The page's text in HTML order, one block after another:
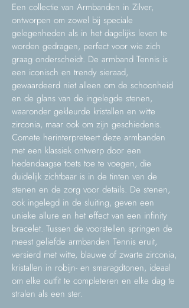
Een collectie van Armbanden in Zilver,
ontworpen om zowel bij speciale
gelegenheden als in het dagelijks leven te
worden gedragen, perfect voor wie zich
graag onderscheidt. De armband Tennis is
een iconisch en trendy sieraad,
gewaardeerd niet alleen om de schoonheid
en de glans van de ingelegde stenen,
waaronder gekleurde kristallen en witte
zirconia, maar ook om zijn geschiedenis.
Comete herinterpreteert deze armbanden
met een klassiek ontwerp door een
hedendaagse toets toe te voegen, die
duidelijk zichtbaar is in de tinten van de
stenen en de zorg voor details. De stenen,
ook ingelegd in de sluiting, geven een
unieke allure en het effect van een infinity
bracelet. Tussen de voorstellen springen de
meest geliefde armbanden Tennis eruit,
versierd met witte, blauwe of zwarte zirconia,
kristallen in robijn- en smaragdtonen, ideaal
om elke outfit te completeren en elke dag te
stralen als een ster.